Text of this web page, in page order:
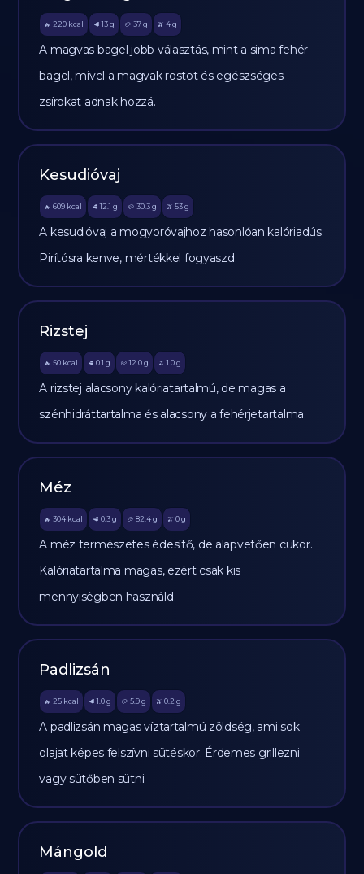
🔥 220 kcal 🥩 13 g 🥔 37g 🫒 4 g
A magvas bagel jobb választás, mint a sima fehér
bagel, mivel a magvak rostot és egészséges
zsírokat adnak hozzá.
Kesudióvaj
🔥 609 kcal 🥩 12.1 g 🥔 30.3g 🫒 53 g
A kesudióvaj a mogyoróvajhoz hasonlóan kalóriadús.
Pirítósra kenve, mértékkel fogyaszd.
Rizstej
🔥 50 kcal 🥩 0.1 g 🥔 12.0g 🫒 1.0 g
A rizstej alacsony kalóriatartalmú, de magas a
szénhidráttartalma és alacsony a fehérjetartalma.
Méz
🔥 304 kcal 🥩 0.3 g 🥔 82.4g 🫒 0 g
A méz természetes édesítő, de alapvetően cukor.
Kalóriatartalma magas, ezért csak kis
mennyiségben használd.
Padlizsán
🔥 25 kcal 🥩 1.0 g 🥔 5.9g 🫒 0.2 g
A padlizsán magas víztartalmú zöldség, ami sok
olajat képes felszívni sütéskor. Érdemes grillezni
vagy sütőben sütni.
Mángold